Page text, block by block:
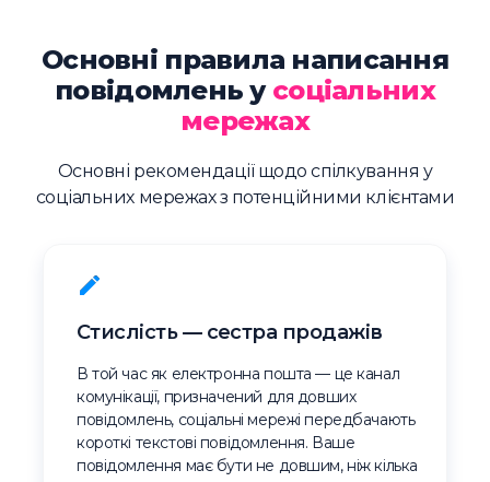
Основні правила написання
повідомлень у соціальних
мережах
Основні рекомендації щодо спілкування у
соціальних мережах з потенційними клієнтами
Стислість — сестра продажів
В той час як електронна пошта — це канал
комунікації, призначений для довших
повідомлень, соціальні мережі передбачають
короткі текстові повідомлення. Ваше
повідомлення має бути не довшим, ніж кілька